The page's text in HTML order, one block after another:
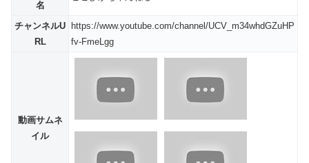
名
チャンネルU
RL
https://www.youtube.com/channel/UCV_m34whdGZuHP
fv-FmeLgg
動画サムネ
イル